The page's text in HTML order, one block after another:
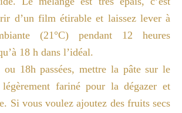
d’un film étirable et laissez lever à
(21°C) pendant 12 heures
18 h dans l’idéal.
18h passées, mettre la pâte sur le
fariné pour la dégazer et
Si vous voulez ajoutez des fruits secs